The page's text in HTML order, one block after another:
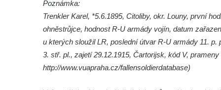
Velešíně
Hrob Jana Foitla na hřbitově ve Velešíně
Hrob Ludvíka Tůmy na hřbitově ve Velešíně
Hrob Josefa Havla na hřbitově ve Velešíně
Pomník obětem 2. světové války na hřbitově
Poznámka:
Trenkler Karel, *5.6.1895, Citoliby, okr. Louny, první
ohněstrůjce, hodnost R-U armády vojín, datum
u kterých sloužil LR, poslední útvar R-U armády 11.
3. stř. pl., zajetí 29.12.1915, Čartorijsk, kód V,
http://www.vuapraha.cz/fallensoldierdatabase)